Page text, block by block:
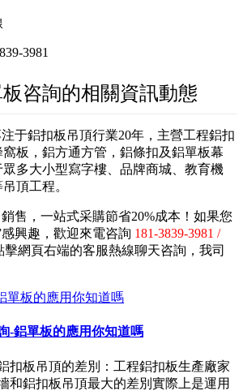
3981
咨詢的相關資訊動態
于鋁扣板吊頂行業20年，主營工程鋁扣
板，鋁方通方管，鋁條扣及鋁單板幕
多大小型寫字樓、品牌商城、教育機
頂工程。
售，一站式采購節省20%成本！如果您
感興趣，歡迎來電咨詢 181-3839-3981 /
擊網頁右端的客服熱線聊天咨詢，我司
-鋁單板的應用你知道嗎
扣板吊頂的差別：工程鋁扣板生產廠家
和鋁扣板吊頂最大的差別實際上是運用